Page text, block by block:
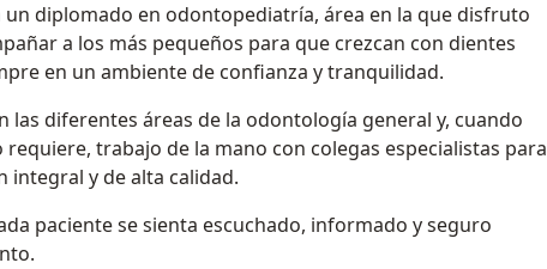
un diplomado en odontopediatría, área en la que disfruto
a los más pequeños para que crezcan con dientes
en un ambiente de confianza y tranquilidad.
las diferentes áreas de la odontología general y, cuando
trabajo de la mano con colegas especialistas para
integral y de alta calidad.
paciente se sienta escuchado, informado y seguro